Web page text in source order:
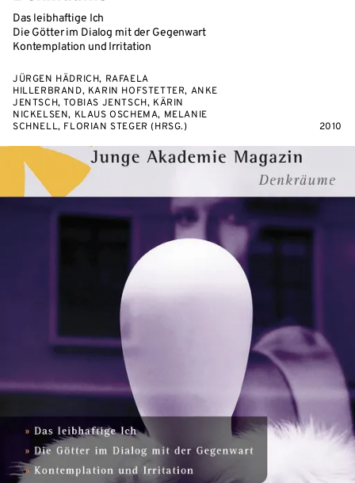
Das leibhaftige Ich
Die Götter im Dialog mit der Gegenwart
Kontemplation und Irritation
JÜRGEN HÄDRICH, RAFAELA
HILLERBRAND, KARIN HOFSTETTER, ANKE
JENTSCH, TOBIAS JENTSCH, KÄRIN
NICKELSEN, KLAUS OSCHEMA, MELANIE
SCHNELL, FLORIAN STEGER (HRSG.)
2010